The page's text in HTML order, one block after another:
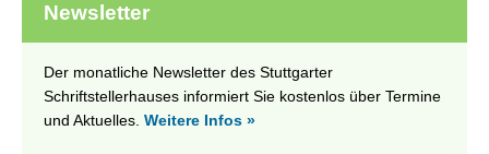
Newsletter
Der monatliche Newsletter des Stuttgarter
Schriftstellerhauses informiert Sie kostenlos über Termine
und Aktuelles. Weitere Infos »